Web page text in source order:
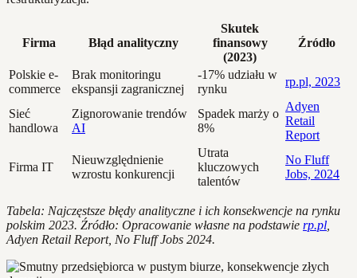
Firma Błąd analityczny
Skutek
finansowy
(2023)
Źródło
Polskie e-
commerce
Brak monitoringu
ekspansji zagranicznej
-17% udziału w
rynku
rp.pl, 2023
Sieć
handlowa
Zignorowanie trendów
AI
Spadek marży o
8%
Adyen
Retail
Report
Firma IT
Nieuwzględnienie
wzrostu konkurencji
Utrata
kluczowych
talentów
No Fluff
Jobs, 2024
Tabela: Najczęstsze błędy analityczne i ich konsekwencje na rynku
polskim 2023. Źródło: Opracowanie własne na podstawie rp.pl
Adyen Retail Report, No Fluff Jobs 2024.